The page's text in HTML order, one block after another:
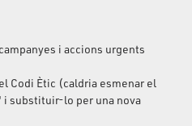
i accions urgents
Codi Ètic (caldria esmenar el
i substituir-lo per una nova